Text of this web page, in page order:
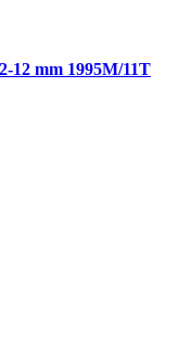
12 mm 1995M/11T